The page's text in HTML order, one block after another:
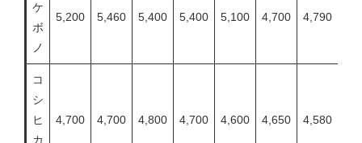
ケ
ボ
ノ
5,200 5,460 5,400 5,400 5,100 4,700 4,790
コ
シ
ヒ
カ
4,700 4,700 4,800 4,700 4,600 4,650 4,580